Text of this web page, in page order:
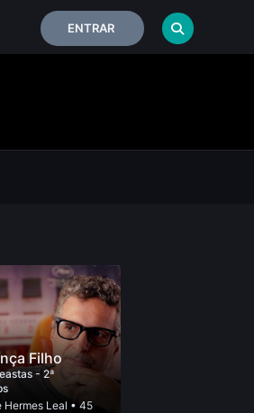
ENTRAR
Filho
- 2ª
Hermes Leal • 45